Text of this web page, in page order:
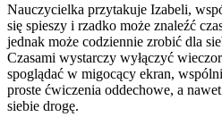
Nauczycielka przytakuje Izabeli,
się spieszy i rzadko może znaleźć
jednak może codziennie zrobić dla
Czasami wystarczy wyłączyć
spoglądać w migocący ekran,
proste ćwiczenia oddechowe, a
siebie drogę.